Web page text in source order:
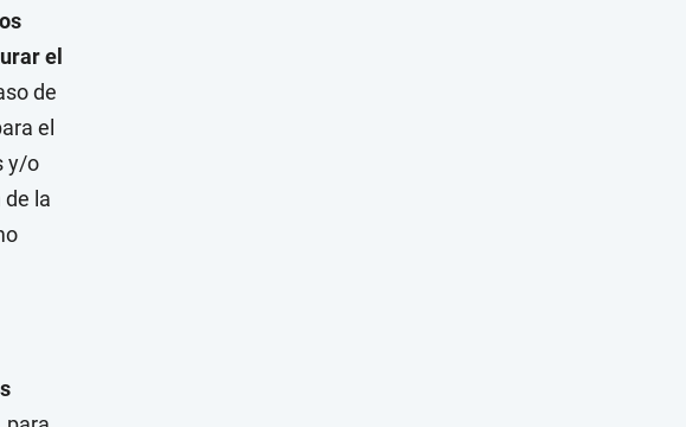
el
de
el
y/o
la